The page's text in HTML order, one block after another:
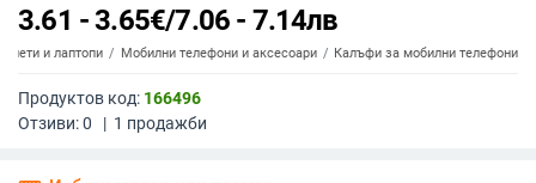
3.61 - 3.65€/7.06 - 7.14лв
и лаптопи Мобилни телефони и аксесоари Калъфи за мобилни телефони
Продуктов код: 166496
Отзиви:0 | 1 продажби